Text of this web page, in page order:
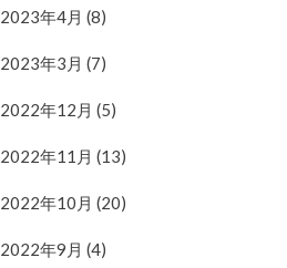
2023年4月 (8)
2023年3月 (7)
2022年12月 (5)
2022年11月 (13)
2022年10月 (20)
2022年9月 (4)